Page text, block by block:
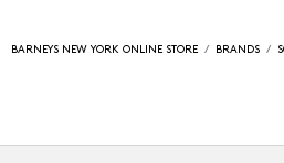
BARNEYS NEW YORK ONLINE STORE BRANDS